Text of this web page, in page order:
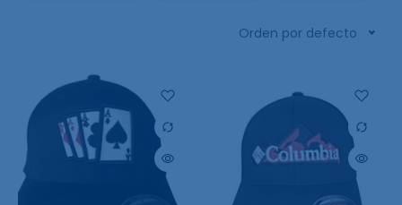
Orden por defecto